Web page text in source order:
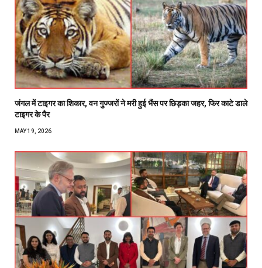
जंगल में टाइगर का शिकार, वन गुज्जरों ने मरी हुई भैंस पर छिड़का जहर, फिर काटे डाले
टाइगर के पैर
MAY 19, 2026